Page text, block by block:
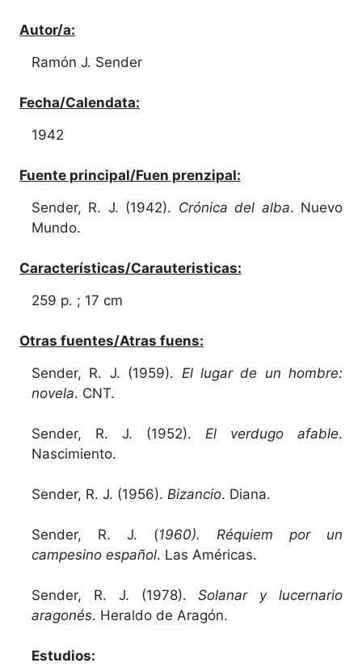
Autor/a:
Ramón J. Sender
Fecha/Calendata:
1942
Fuente principal/Fuen prenzipal:
Sender, R. J. (1942). Crónica del alba. Nuevo
Mundo.
Características/Carauteristicas:
259 p. ; 17 cm
Otras fuentes/Atras fuens:
Sender, R. J. (1959). El lugar de un hombre:
novela. CNT.
Sender, R. J. (1952). El verdugo afable.
Nascimiento.
Sender, R. J. (1956). Bizancio. Diana.
Sender, R. J. (1960). Réquiem por un
campesino español. Las Américas.
Sender, R. J. (1978).Solanar y lucernario
aragonés. Heraldo de Aragón.
Estudios: